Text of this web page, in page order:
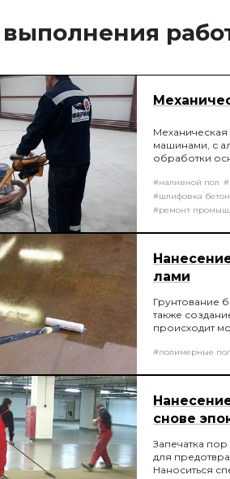
машинами, с
обработки
соединению
#наливной пол
#шлифовка
#ремонт
лами
Грунтование
также
происходит
#полимерные
снове
Запечатка
для
Наноситься